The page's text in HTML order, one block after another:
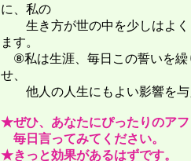
に、私の
生き方が世の中を少しはよく
ます。
⑧私は生涯、毎日この誓いを繰
せ、
他人の人生にもよい影響
★ぜひ、あなたにぴったりのア
毎日言ってみてください。
★きっと効果があるはずです。